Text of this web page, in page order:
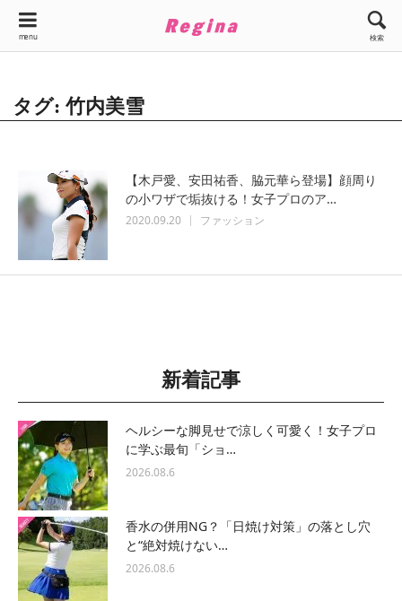
menu 検索
タグ: 竹内美雪
【木戸愛、安田祐香、脇元華ら登場】顔周り
の小ワザで垢抜ける！女子プロのア…
2020.09.20 ファッション
新着記事
ヘルシーな脚見せで涼しく可愛く！女子プロ
に学ぶ最旬「ショ…
2026.08.6
香水の併用NG？「日焼け対策」の落とし穴
と“絶対焼けない…
2026.08.6